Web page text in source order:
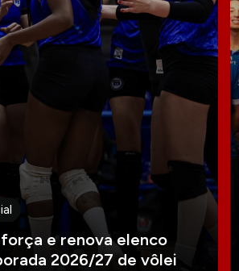
e renova elenco
2026/27 de vôlei